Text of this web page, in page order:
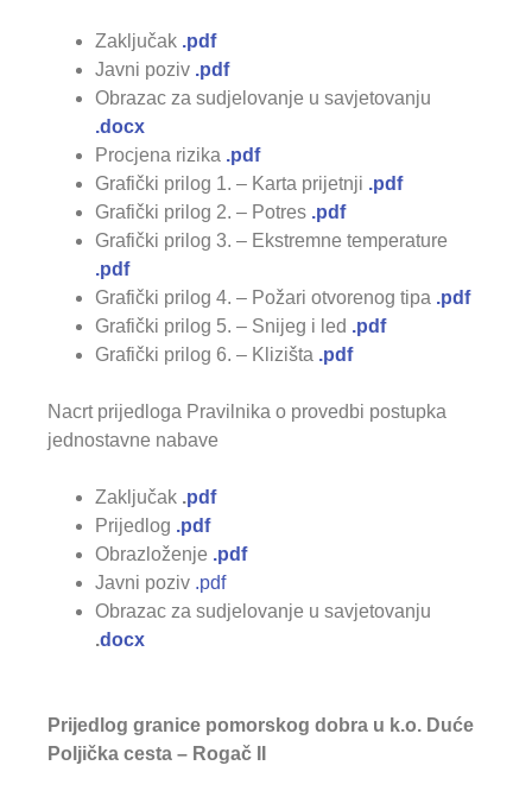
Zaključak .pdf
Javni poziv .pdf
Obrazac za sudjelovanje u savjetovanju
.docx
Procjena rizika .pdf
Grafički prilog 1. – Karta prijetnji .pdf
Grafički prilog 2. – Potres .pdf
Grafički prilog 3. – Ekstremne temperature
.pdf
Grafički prilog 4. – Požari otvorenog tipa .pdf
Grafički prilog 5. – Snijeg i led .pdf
Grafički prilog 6. – Klizišta .pdf
Nacrt prijedloga Pravilnika o provedbi postupka
jednostavne nabave
Zaključak .pdf
Prijedlog .pdf
Obrazloženje .pdf
Javni poziv .pdf
Obrazac za sudjelovanje u savjetovanju
.docx
Prijedlog granice pomorskog dobra u k.o. Duće
Poljička cesta – Rogač II